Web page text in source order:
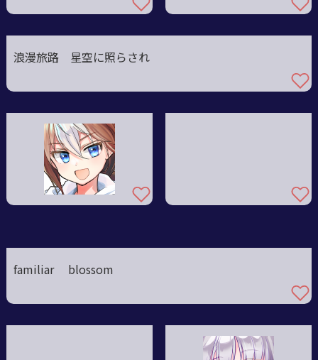
浪漫旅路 星空に照らされ
familiar blossom